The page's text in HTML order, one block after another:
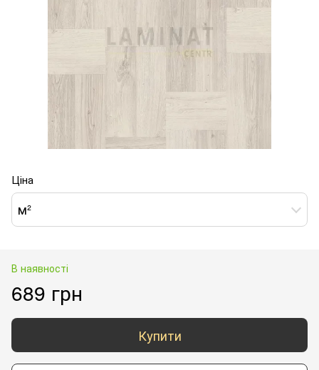
Ціна
м²
В наявності
689 грн
Купити